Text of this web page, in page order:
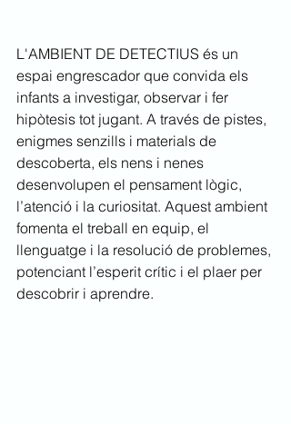
L'AMBIENT DE DETECTIUS és un
espai engrescador que convida els
infants a investigar, observar i fer
hipòtesis tot jugant. A través de pistes,
enigmes senzills i materials de
descoberta, els nens i nenes
desenvolupen el pensament lògic,
l’atenció i la curiositat. Aquest ambient
fomenta el treball en equip, el
llenguatge i la resolució de problemes,
potenciant l’esperit crític i el plaer per
descobrir i aprendre.